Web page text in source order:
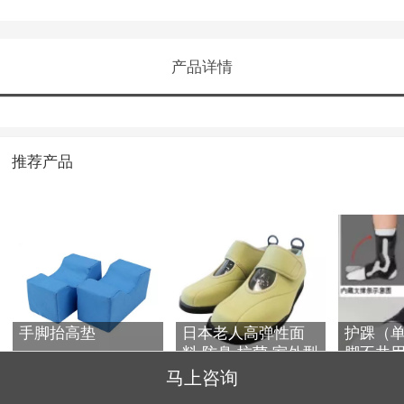
产品详情
推荐产品
手脚抬高垫
日本老人高弹性面
料 防臭 抗菌 室外型
适用于步行休闲XA-
护踝（
脚不共
马上咨询